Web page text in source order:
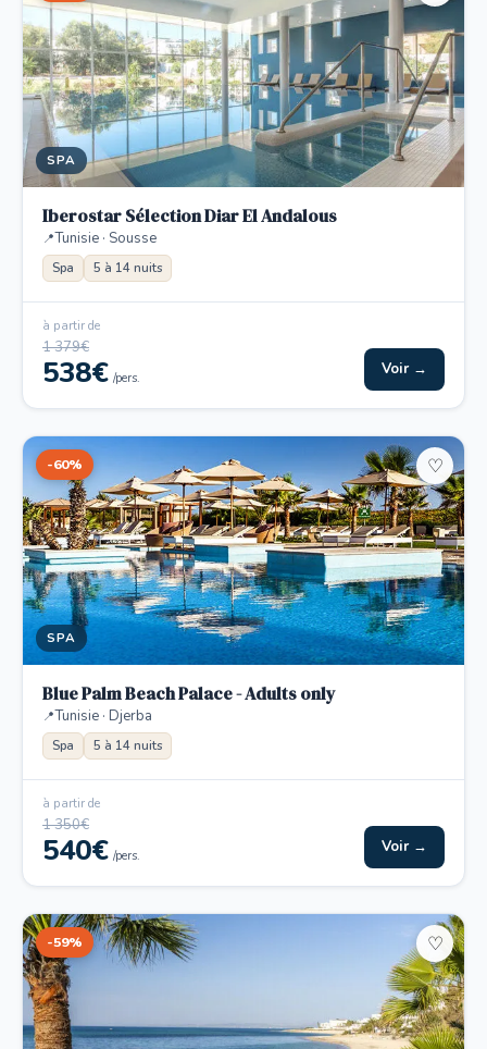
SPA
Iberostar Sélection Diar El Andalous
Tunisie · Sousse
Spa 5 à 14 nuits
à partir de
1 379€
538€ /pers. Voir →
-60%
SPA
♡
Blue Palm Beach Palace - Adults only
Tunisie · Djerba
Spa 5 à 14 nuits
à partir de
1 350€
540€ /pers. Voir →
-59% ♡